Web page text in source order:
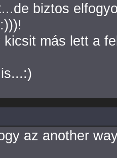
biztos
kicsit más lett a
az another